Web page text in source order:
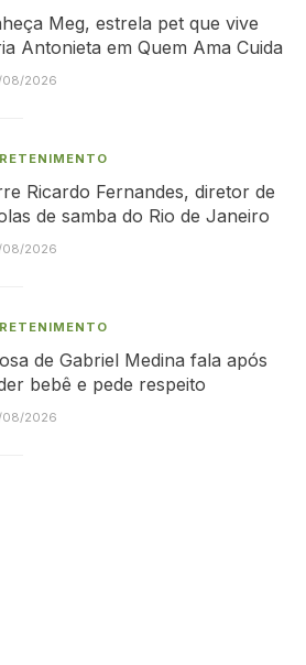
Meg, estrela pet que vive
Antonieta em Quem Ama Cuida
2026
Ricardo Fernandes, diretor de
de samba do Rio de Janeiro
2026
de Gabriel Medina fala após
bebê e pede respeito
2026